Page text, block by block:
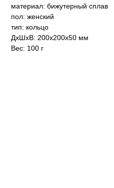
материал: бижутерный сплав
пол: женский
тип: кольцо
ДxШxВ: 200x200x50 мм
Вес: 100 г